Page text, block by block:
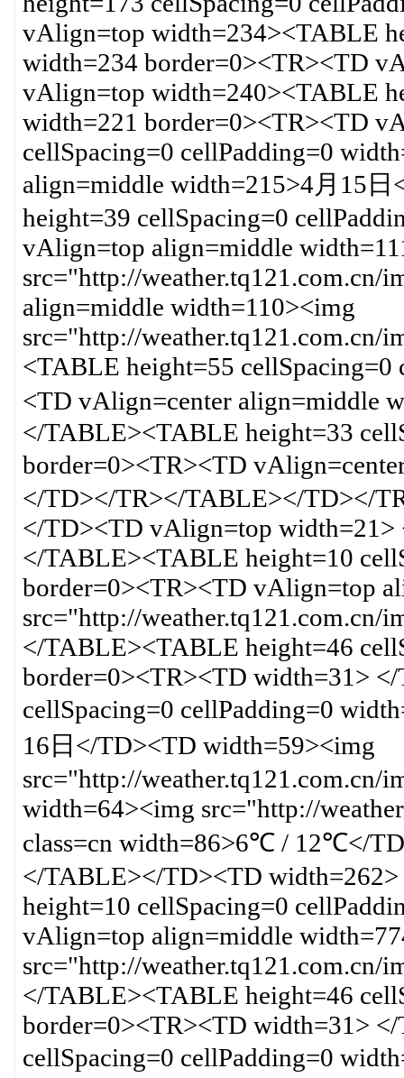
vAlign=top width=234><TABLE
width=234 border=0><TR><TD
vAlign=top width=240><TABLE
width=221 border=0><TR><TD
cellSpacing=0 cellPadding=0
align=middle width=215>4月15
height=39 cellSpacing=0
vAlign=top align=middle
src="http://
align=middle width=110><img
src="http://
<TABLE height=55
<TD vAlign=center
</TABLE><TABLE height=33
border=0><TR><TD
</TD></TR></TABLE></TD></
</TD><TD vAlign=top
</TABLE><TABLE height=10
border=0><TR><TD vAlign=top
src="http://weather.tq121.com.cn/
</TABLE><TABLE height=46
border=0><TR><TD width=31>
cellSpacing=0 cellPadding=0
16日</TD><TD width=59><img
src="http://
width=64><img src="http://
class=cn width=86>6℃ / 12℃</
</TABLE></TD><TD
height=10 cellSpacing=0
vAlign=top align=middle
src="http://weather.tq121.com.cn/
</TABLE><TABLE height=46
border=0><TR><TD width=31>
cellSpacing=0 cellPadding=0